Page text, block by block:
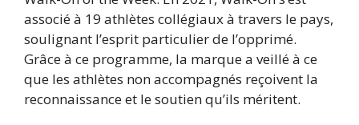
associé à 19 athlètes collégiaux à travers le pays,
soulignant l’esprit particulier de l’opprimé.
Grâce à ce programme, la marque a veillé à ce
que les athlètes non accompagnés reçoivent la
reconnaissance et le soutien qu’ils méritent.